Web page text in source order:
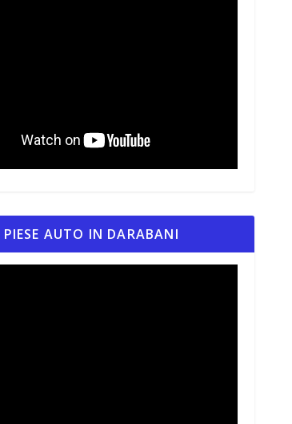
PIESE AUTO IN DARABANI